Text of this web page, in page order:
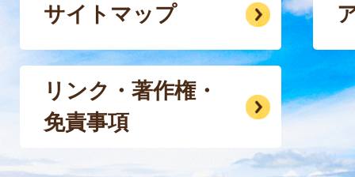
サイトマップ
リンク・著作権・
免責事項